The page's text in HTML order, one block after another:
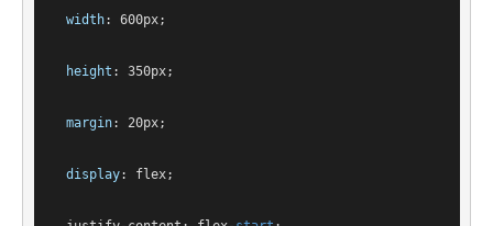
width: 600px;
height : 350px;
margin: 20px;
display: flex;